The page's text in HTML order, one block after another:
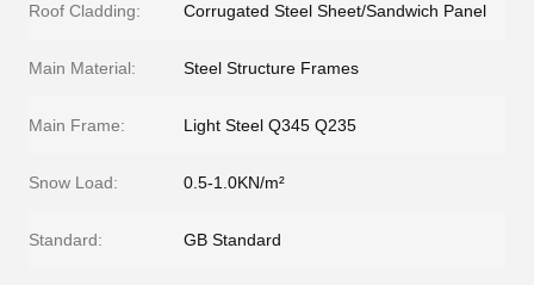
Roof Cladding: Corrugated Steel Sheet/Sandwich Panel
Main Material: Steel Structure Frames
Main Frame: Light Steel Q345 Q235
Snow Load: 0.5-1.0KN/m²
Standard: GB Standard